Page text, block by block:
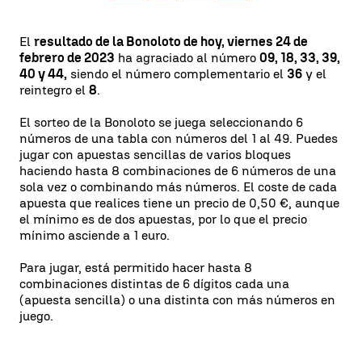
El resultado de la Bonoloto de hoy, viernes 24 de
febrero de 2023 ha agraciado al número 09, 18, 33, 39,
40 y 44, siendo el número complementario el 36 y el
reintegro el 8.
El sorteo de la Bonoloto se juega seleccionando 6
números de una tabla con números del 1 al 49. Puedes
jugar con apuestas sencillas de varios bloques
haciendo hasta 8 combinaciones de 6 números de una
sola vez o combinando más números. El coste de cada
apuesta que realices tiene un precio de 0,50 €, aunque
el mínimo es de dos apuestas, por lo que el precio
mínimo asciende a 1 euro.
Para jugar, está permitido hacer hasta 8
combinaciones distintas de 6 dígitos cada una
(apuesta sencilla) o una distinta con más números en
juego.